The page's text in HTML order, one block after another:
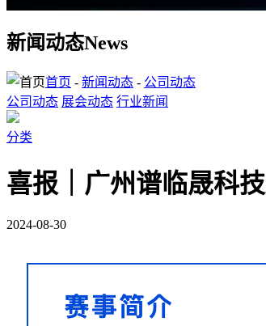
新闻动态News
首页 - 新闻动态 - 公司动态
公司动态 展会动态 行业新闻
分类
喜报｜广州谱临晟科
2024-08-30